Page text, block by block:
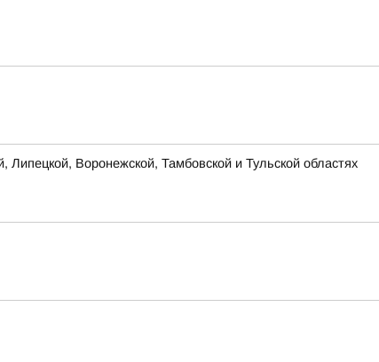
Воронежской, Тамбовской и Тульской областях